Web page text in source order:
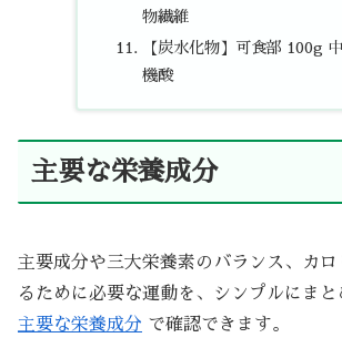
物繊維
【炭水化物】可食部 100g
機酸
主要な栄養成分
主要成分や三大栄養素のバランス、カ
るために必要な運動を、シンプルにま
主要な栄養成分 で確認できます。